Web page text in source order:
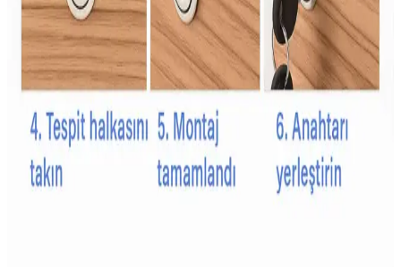
Çişe alıştırma külodu, çocukların bağımsızlık ve hijyen kazanmasına
yardımcı olan su geçirmez ve emici özellikleriyle tuvalet eğitiminde
önemli bir araçtır.
Bebekler İçin Güvenli ve Kullanışlı Emzik Zinciri
Seçim Rehberi
Bebeklerin hijyen ve güvenliği için uygun emzik zinciri seçimi
önemlidir. Güvenlik, malzeme kalitesi ve kullanım kolaylığı gibi
faktörler dikkate alınmalı, bebeğin yaşam kalitesini artıracak ürünler
tercih edilmelidir.